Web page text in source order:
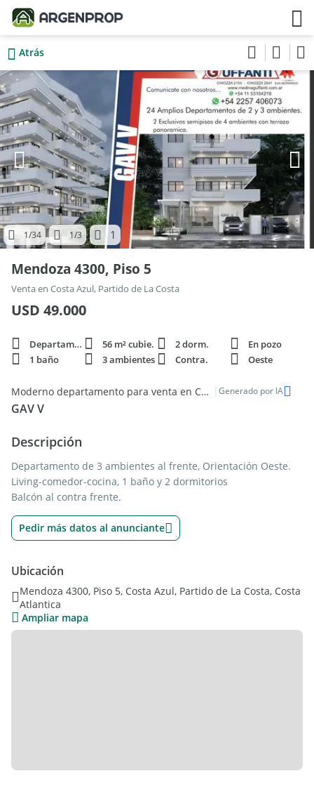
Atrás
1/34 1/3 1
Mendoza 4300, Piso 5
Venta en Costa Azul, Partido de La Costa
USD 49.000
Departamento 56 m² cubie. 2 dorm.
En pozo
1 baño
3 ambientes Contra. Oeste
Moderno departamento para venta en Costa Azul | Generado por IA
GAV V
Descripción
Departamento de 3 ambientes al frente, Orientación Oeste.
Living-comedor-cocina, 1 baño y 2 dormitorios
Balcón al contra frente.
Pedir más datos al anunciante
Ubicación
Mendoza 4300, Piso 5, Costa Azul, Partido de La Costa, Costa
Atlantica
Ampliar mapa